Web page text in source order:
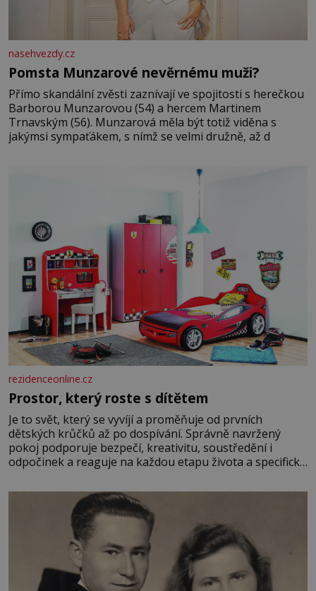
nasehvezdy.cz
Pomsta Munzarové nevěrnému muži?
Přímo skandální zvěsti zaznívají ve spojitosti s herečkou
Barborou Munzarovou (54) a hercem Martinem
Trnavským (56). Munzarová měla být totiž viděna s
jakýmsi sympaťákem, s nímž se velmi družně, až d
rezidenceonline.cz
Prostor, který roste s dítětem
Je to svět, který se vyvíjí a proměňuje od prvních
dětských krůčků až po dospívání. Správně navržený
pokoj podporuje bezpečí, kreativitu, soustředění i
odpočinek a reaguje na každou etapu života a specifické
měkkost a bezpečí, proto by pokoj miminka měl působit
především klidně a útulně. Předškolní věk je